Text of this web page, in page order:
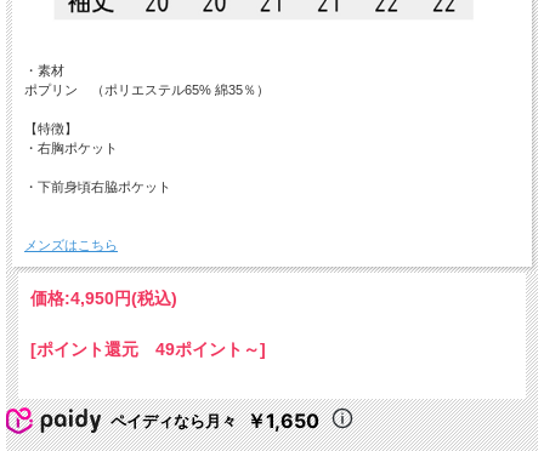
・素材
ポプリン （ポリエステル65% 綿35％）
【特徴】
・右胸ポケット
・下前身頃右脇ポケット
メンズはこちら
価格:4,950円(税込)
[ポイント還元 49ポイント～]
ペイディなら月々 ￥1,650